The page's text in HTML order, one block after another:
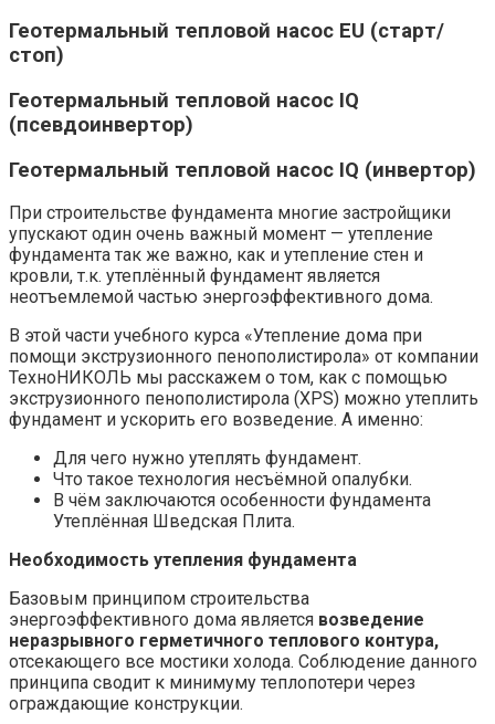
Геотермальный тепловой насос EU (старт/
стоп)
Геотермальный тепловой насос IQ
(псевдоинвертор)
Геотермальный тепловой насос IQ (инвертор)
При строительстве фундамента многие застройщики
упускают один очень важный момент — утепление
фундамента так же важно, как и утепление стен и
кровли, т.к. утеплённый фундамент является
неотъемлемой частью энергоэффективного дома.
В этой части учебного курса «Утепление дома при
помощи экструзионного пенополистирола» от компании
ТехноНИКОЛЬ мы расскажем о том, как с помощью
экструзионного пенополистирола (XPS) можно утеплить
фундамент и ускорить его возведение. А именно:
Для чего нужно утеплять фундамент.
Что такое технология несъёмной опалубки.
В чём заключаются особенности фундамента
Утеплённая Шведская Плита.
Необходимость утепления фундамента
Базовым принципом строительства
энергоэффективного дома является возведение
неразрывного герметичного теплового контура,
отсекающего все мостики холода. Соблюдение данного
принципа сводит к минимуму теплопотери через
ограждающие конструкции.